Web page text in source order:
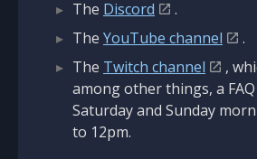
The Discord
.
The YouTube channel
.
The Twitch channel
,
among other things, a
Saturday and Sunday
to 12pm.